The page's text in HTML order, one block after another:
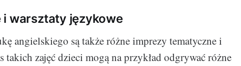
warsztaty językowe
angielskiego są także różne imprezy tematyczne i
takich zajęć dzieci mogą na przykład odgrywać różne